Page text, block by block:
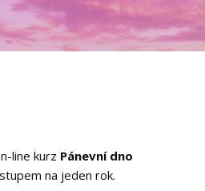
line kurz Pánevní dno
na jeden rok.